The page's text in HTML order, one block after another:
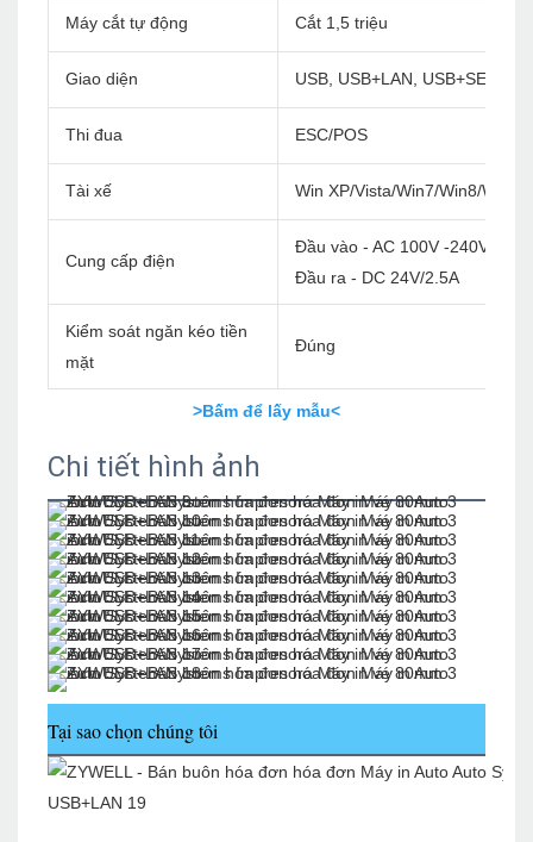
Máy cắt tự động Cắt 1,5 triệu
Giao diện USB, USB+LAN,
Thi đua ESC/POS
Tài xế Win XP/Vista/Win7/Win8/
Cung cấp điện
Đầu vào - AC 100V -240V/60Hz
Đầu ra - DC 24V/2.5A
Kiểm soát ngăn kéo tiền
mặt
Đúng
>Bấm để lấy mẫu<
Chi tiết hình ảnh
Tại sao chọn chúng tôi